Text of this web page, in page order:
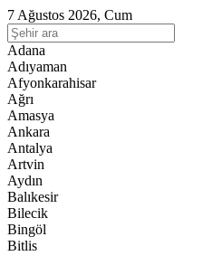
7 Ağustos 2026, Cum
Adana
Adıyaman
Afyonkarahisar
Ağrı
Amasya
Ankara
Antalya
Artvin
Aydın
Balıkesir
Bilecik
Bingöl
Bitlis